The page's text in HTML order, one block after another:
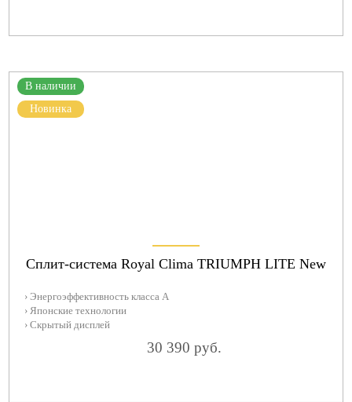
В наличии
Новинка
Сплит-система Royal Clima TRIUMPH LITE New
› Энергоэффективность класса А
› Японские технологии
› Скрытый дисплей
30 390 руб.